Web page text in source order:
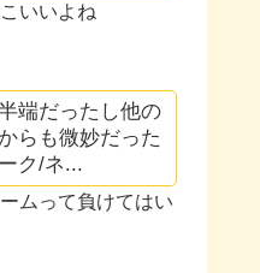
いいよね
端だったし他の
らも微妙だった
ク/ネ...
ムって負けてはい